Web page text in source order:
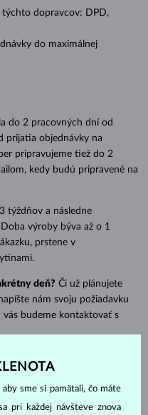
týchto dopravcov: DPD,
do maximálnej
do 2 pracovných dní od
prijatia objednávky na
pripravujeme tiež do 2
kedy budú pripravené na
týždňov a následne
výroby býva až o 1
prstene v
deň? Či už plánujete
nám svoju požiadavku
budeme kontaktovať s
na Slovensko a do Česka.
jazykových verziách, na
sme si pamätali, čo máte
pri každej návšteve znova